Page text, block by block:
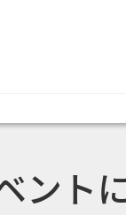
ント